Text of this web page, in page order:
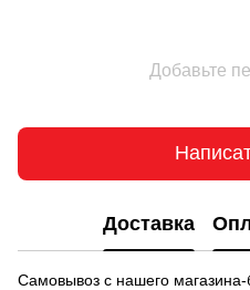
Добавьте
Доставка
Самовывоз с нашего магазина-